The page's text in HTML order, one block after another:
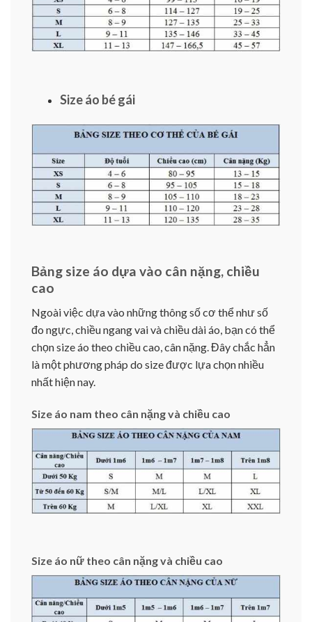
Size áo bé gái
Bảng size áo dựa vào cân nặng, chiều
cao
Ngoài việc dựa vào những thông số cơ thể như số
đo ngực, chiều ngang vai và chiều dài áo, bạn có thể
chọn size áo theo chiều cao, cân nặng. Đây chắc hẳn
là một phương pháp do size được lựa chọn nhiều
nhất hiện nay.
Size áo nam theo cân nặng và chiều cao
Size áo nữ theo cân nặng và chiều cao